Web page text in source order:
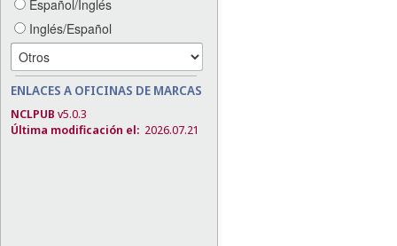
Español/Inglés
Inglés/Español
ENLACES A OFICINAS DE MARCAS
NCLPUB v5.0.3
Última modificación el: 2026.07.21